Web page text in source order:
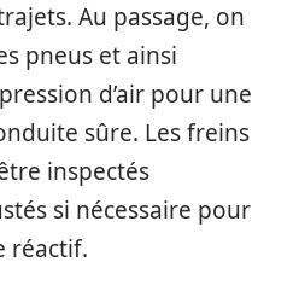
Au passage, on
pneus et ainsi
d’air pour une
sûre. Les freins
inspectés
si nécessaire pour
réactif.